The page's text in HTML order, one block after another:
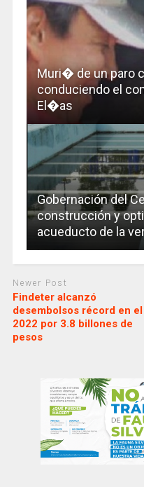
Muri� de un paro
conduciendo el
El�as
Gobernación del
construcción y
acueducto de la
Newer Post
Findeter alcanzó
desembolsos récord en el
2022 por 3.8 billones de
pesos